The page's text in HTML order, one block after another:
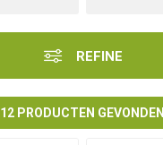
REFINE
12 PRODUCTEN GEVONDEN